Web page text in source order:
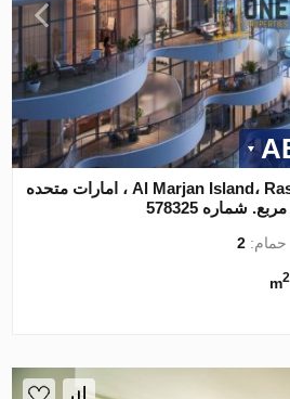
آپارتمان در Al Marjan Island، Ras Al Khaimah ، امارات متحده
حمام:2
2